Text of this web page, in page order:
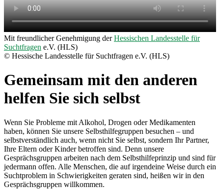
Mit freundlicher Genehmigung derHessischen Landesstelle für
Suchtfragen e.V. (HLS)
© Hessische Landesstelle für Suchtfragen e.V. (HLS)
Gemeinsam mit den anderen
helfen Sie sich selbst
Wenn Sie Probleme mit Alkohol, Drogen oder Medikamenten
haben, können Sie unsere Selbsthilfegruppen besuchen – und
selbstverständlich auch, wenn nicht Sie selbst, sondern Ihr Partner,
Ihre Eltern oder Kinder betroffen sind. Denn unsere
Gesprächsgruppen arbeiten nach dem Selbsthilfeprinzip und sind für
jedermann offen. Alle Menschen, die auf irgendeine Weise durch ein
Suchtproblem in Schwierigkeiten geraten sind, heißen wir in den
Gesprächsgruppen willkommen.